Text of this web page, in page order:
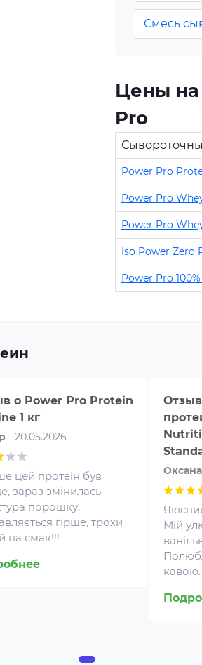
Смесь
Цены на
Pro
Power Pro
Power Pro
Power Pro
Iso Power Zero
Power Pro
о Power Pro Protein
1 кг
- 20.05.2026
цей протеін був
зараз змінилась
порошку,
гірше, трохи
на смак!!!
Оксана
Мій
кавою.
Аминокислоты — это
незаменимые
соединения, которые
поступают в организм с
повышенные